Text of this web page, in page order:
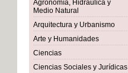
Agronomía, Hidráulica y
Medio Natural
Arquitectura y Urbanismo
Arte y Humanidades
Ciencias
Ciencias Sociales y Jurídicas